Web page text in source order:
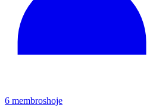
6 membroshoje